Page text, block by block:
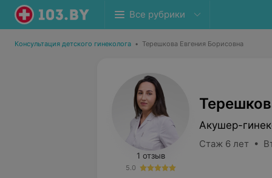
Все рубрики
Консультация детского гинеколога • Терешкова Евгения Борисовна
1 отзыв
5.0
Акушер-
Стаж 6 лет •